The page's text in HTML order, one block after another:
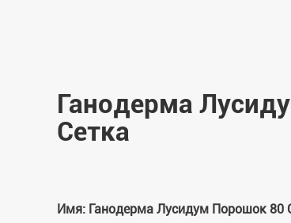
Ганодерма
Сетка
Имя: Ганодерма Лусидум Порошок 80